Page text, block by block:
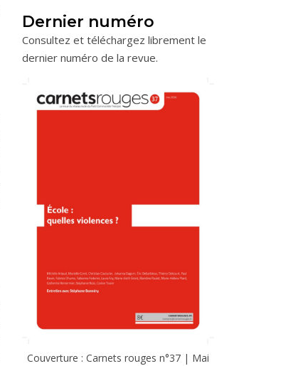
Dernier numéro
Consultez et téléchargez librement le
dernier numéro de la revue.
Couverture : Carnets rouges n°37 | Mai